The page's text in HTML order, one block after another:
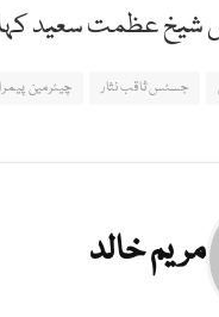
عظمت سعید کہا
جسٹس ثاقب نثار چیئرمین پیمرا
مریم خالد